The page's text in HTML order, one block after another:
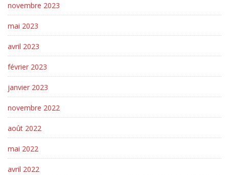
novembre 2023
mai 2023
avril 2023
février 2023
janvier 2023
novembre 2022
août 2022
mai 2022
avril 2022